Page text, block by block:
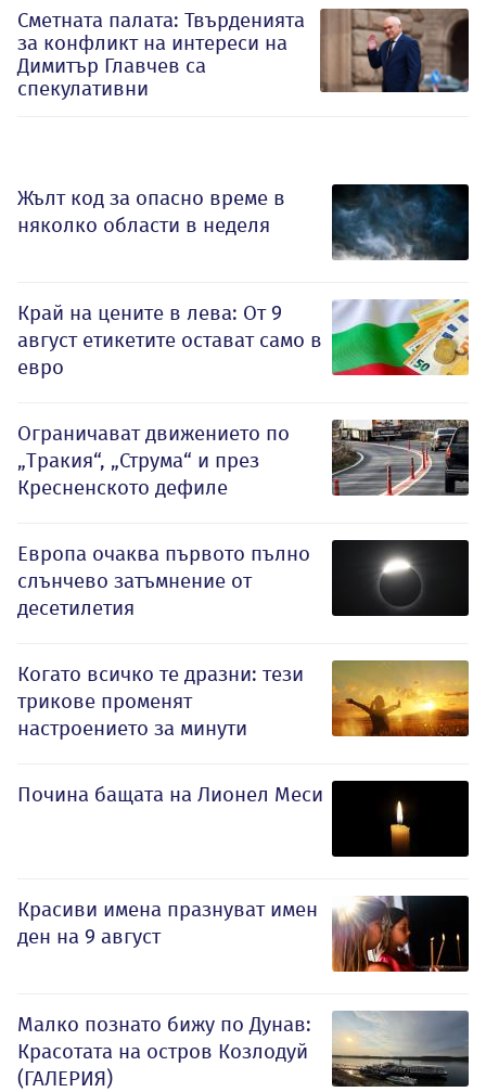
Сметната палата: Твърденията
за конфликт на интереси на
Димитър Главчев са
спекулативни
Жълт код за опасно време в
няколко области в неделя
Край на цените в лева: От 9
август етикетите остават само в
евро
Ограничават движението по
„Тракия“, „Струма“ и през
Кресненското дефиле
Европа очаква първото пълно
слънчево затъмнение от
десетилетия
Когато всичко те дразни: тези
трикове променят
настроението за минути
Почина бащата на Лионел Меси
Красиви имена празнуват имен
ден на 9 август
Малко познато бижу по Дунав:
Красотата на остров Козлодуй
(ГАЛЕРИЯ)